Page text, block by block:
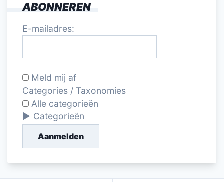
ABONNEREN
E-mailadres:
Meld mij af
Categories / Taxonomies
Alle categorieën
Categorieën
Aanmelden